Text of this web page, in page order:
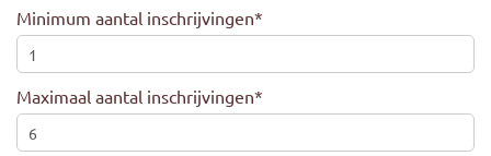
Minimum aantal inschrijvingen*
Maximaal aantal inschrijvingen*